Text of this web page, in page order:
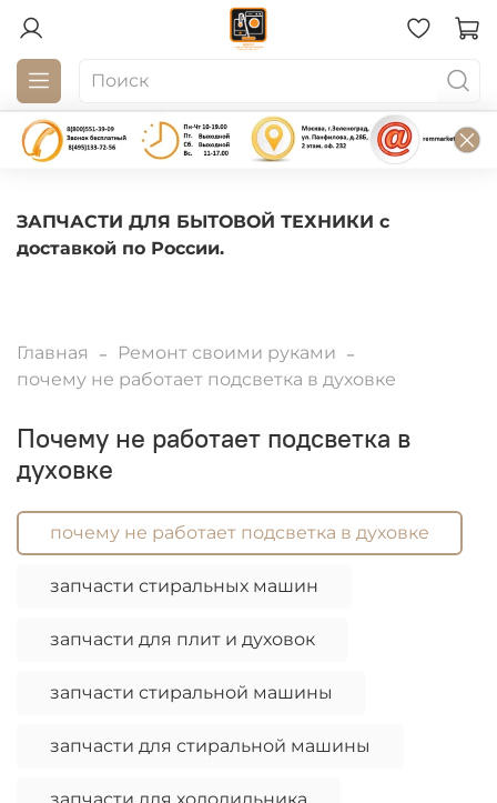
ЗАПЧАСТИ ДЛЯ БЫТОВОЙ ТЕХНИКИ с
доставкой по России.
Главная
Ремонт своими руками
почему не работает подсветка в духовке
почему не работает подсветка в
духовке
почему не работает подсветка в духовке
запчасти стиральных машин
запчасти для плит и духовок
запчасти стиральной машины
запчасти для стиральной машины